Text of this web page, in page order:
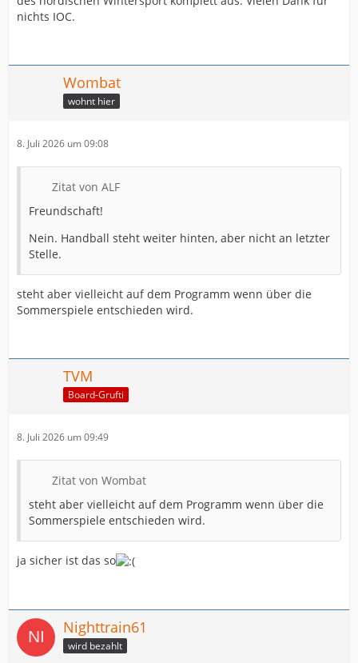
nichts IOC.
Wombat
wohnt hier
8. Juli 2026 um 09:08
Zitat von ALF
Freundschaft!
Nein. Handball steht weiter hinten, aber nicht an letzter
Stelle.
steht aber vielleicht auf dem Programm wenn über die
Sommerspiele entschieden wird.
TVM
Board-Grufti
8. Juli 2026 um 09:49
Zitat von Wombat
steht aber vielleicht auf dem Programm wenn über die
Sommerspiele entschieden wird.
ja sicher ist das so
Nighttrain61
wird bezahlt